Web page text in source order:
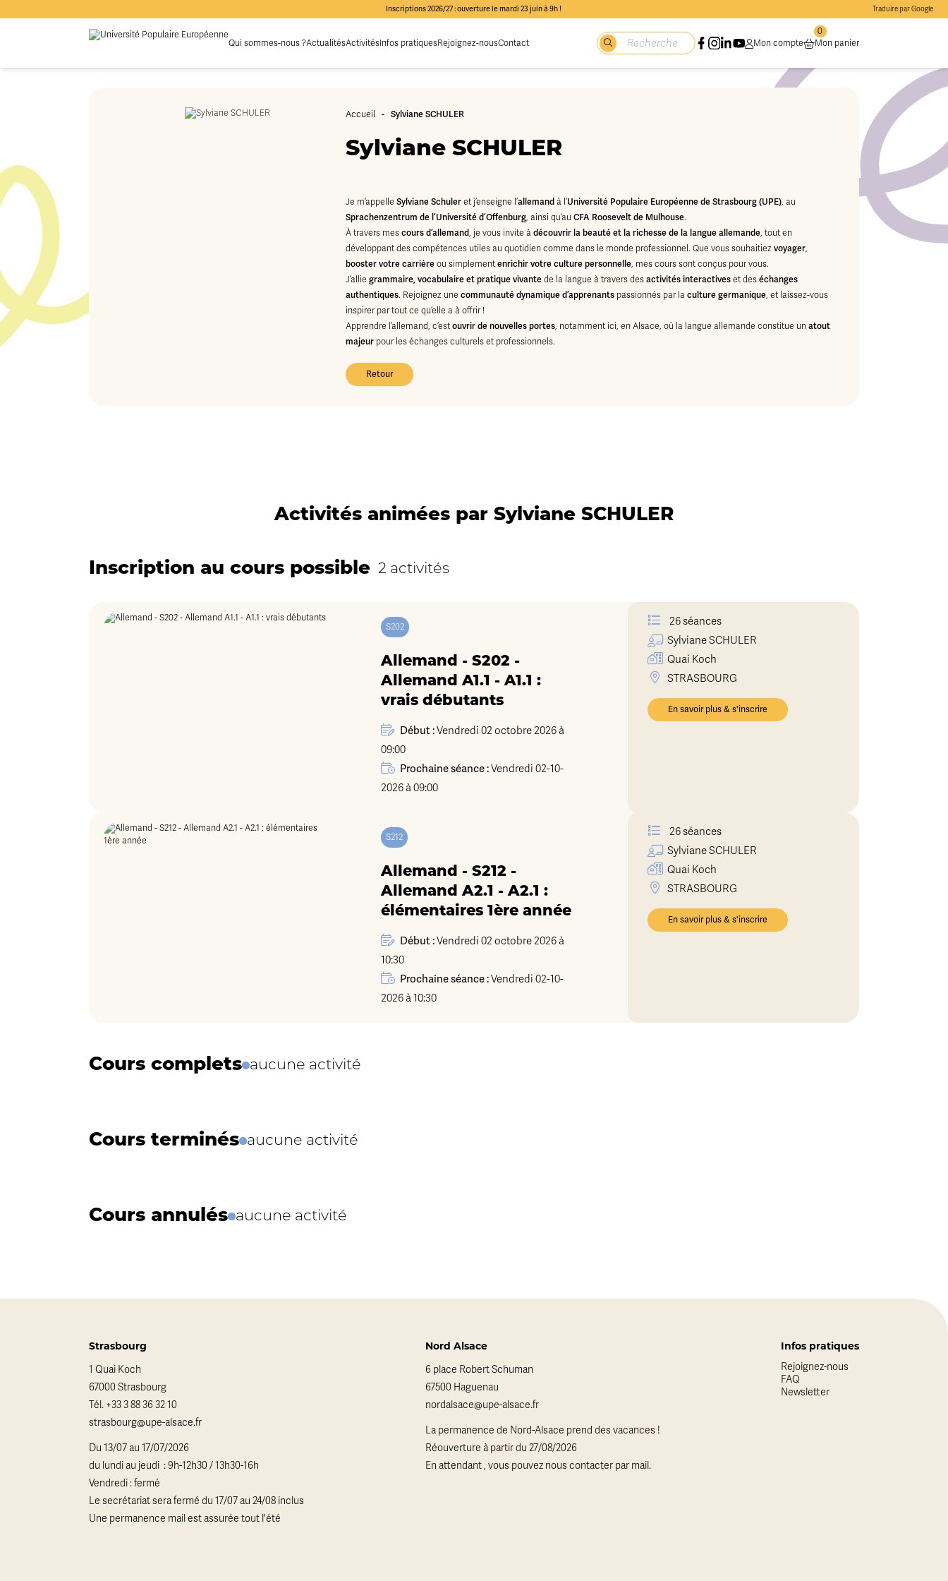
Inscriptions 2026/27 : ouverture le mardi 23 juin à 9h ! Traduire par Google
Qui sommes-nous ?ActualitésActivitésInfos pratiquesRejoignez-nousContact Mon compte Mon panier
0
Accueil - Sylviane SCHULER
Sylviane SCHULER
Je m’appelle Sylviane Schuler et j’enseigne l’allemand à l’Université Populaire Européenne de Strasbourg (UPE), au
Sprachenzentrum de l’Université d’Offenburg, ainsi qu’au CFA Roosevelt de Mulhouse.
À travers mes cours d’allemand, je vous invite à découvrir la beauté et la richesse de la langue allemande, tout en
développant des compétences utiles au quotidien comme dans le monde professionnel. Que vous souhaitiez voyager,
booster votre carrière ou simplementenrichir votre culture personnelle, mes cours sont conçus pour vous.
J’allie grammaire, vocabulaire et pratique vivante de la langue à travers des activités interactives et des échanges
authentiques. Rejoignez une communauté dynamique d’apprenants passionnés par la culture germanique, et laissez-vous
inspirer par tout ce qu’elle a à offrir !
Apprendre l’allemand, c’estouvrir de nouvelles portes, notamment ici, en Alsace, où la langue allemande constitue un atout
majeur pour les échanges culturels et professionnels.
Retour
Activités animées par Sylviane SCHULER
Inscription au cours possible 2 activités
S202
Allemand - S202 -
Allemand A1.1 - A1.1 :
vrais débutants
Début :Vendredi 02 octobre 2026 à
09:00
Prochaine séance :Vendredi 02-10-
2026 à 09:00
26 séances
SylvianeSCHULER
Quai Koch
STRASBOURG
En savoir plus & s'inscrire
S212
Allemand - S212 -
Allemand A2.1 - A2.1 :
élémentaires 1ère année
Début :Vendredi 02 octobre 2026 à
10:30
Prochaine séance :Vendredi 02-10-
2026 à 10:30
26 séances
SylvianeSCHULER
Quai Koch
STRASBOURG
En savoir plus & s'inscrire
Cours complets aucune activité
Cours terminés aucune activité
Cours annulés aucune activité
Strasbourg
1 Quai Koch
67000 Strasbourg
Tél. +33 3 88 36 32 10
strasbourg@upe-alsace.fr
Du 13/07 au 17/07/2026
du lundi au jeudi : 9h-12h30 / 13h30-16h
Vendredi : fermé
Le secrétariat sera fermé du 17/07 au 24/08 inclus
Une permanence mail est assurée tout l'été
Nord Alsace
6 place Robert Schuman
67500 Haguenau
nordalsace@upe-alsace.fr
La permanence de Nord-Alsace prend des vacances !
Réouverture à partir du 27/08/2026
En attendant , vous pouvez nous contacter par mail.
Infos pratiques
Rejoignez-nous
FAQ
Newsletter